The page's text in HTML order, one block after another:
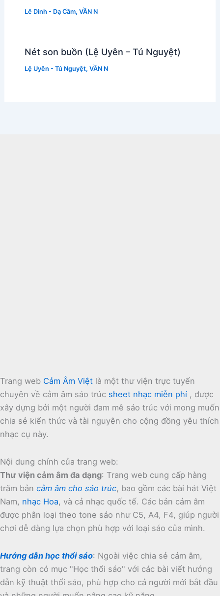
Lê Dinh - Dạ Cầm, VẦN N
Nét son buồn (Lệ Uyên – Tú Nguyệt)
Lệ Uyên - Tú Nguyệt, VẦN N
Trang web Cảm Âm Việt là một thư viện trực tuyến
chuyên về cảm âm sáo trúc sheet nhạc miễn phí , được
xây dựng bởi một người đam mê sáo trúc với mong muốn
chia sẻ kiến thức và tài nguyên cho cộng đồng yêu thích
nhạc cụ này.
Nội dung chính của trang web:
Thư viện cảm âm đa dạng: Trang web cung cấp hàng
trăm bản cảm âm cho sáo trúc, bao gồm các bài hát Việt
Nam, nhạc Hoa, và cả nhạc quốc tế. Các bản cảm âm
được phân loại theo tone sáo như C5, A4, F4, giúp người
chơi dễ dàng lựa chọn phù hợp với loại sáo của mình.
Hướng dẫn học thổi sáo: Ngoài việc chia sẻ cảm âm,
trang còn có mục "Học thổi sáo" với các bài viết hướng
dẫn kỹ thuật thổi sáo, phù hợp cho cả người mới bắt đầu